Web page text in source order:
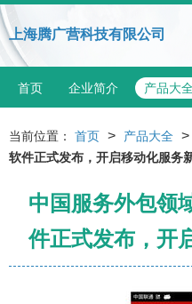
上海腾广营科技有限公司
首页 企业简介 产品大
当前位置： 首页 > 产品大全 >
软件正式发布，开启移动化服务
中国服务外包领
件正式发布，开